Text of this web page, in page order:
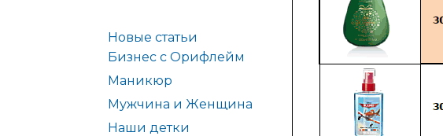
Новые статьи
Бизнес с Орифлейм
Маникюр
Мужчина и Женщина
Наши детки